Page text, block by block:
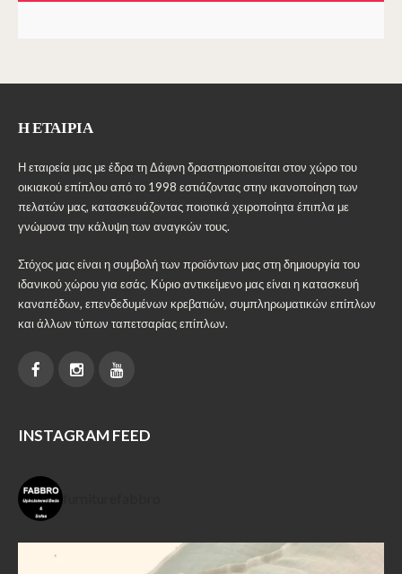
Η ΕΤΑΙΡΊΑ
Η εταιρεία μας με έδρα τη Δάφνη δραστηριοποιείται στον χώρο του
οικιακού επίπλου από το 1998 εστιάζοντας στην ικανοποίηση των
πελατών μας, κατασκευάζοντας ποιοτικά χειροποίητα έπιπλα με
γνώμονα την κάλυψη των αναγκών τους.
Στόχος μας είναι η συμβολή των προϊόντων μας στη δημιουργία του
ιδανικού χώρου για εσάς. Κύριο αντικείμενο μας είναι η κατασκευή
καναπέδων, επενδεδυμένων κρεβατιών, συμπληρωματικών επίπλων
και άλλων τύπων ταπετσαρίας επίπλων.
INSTAGRAM FEED